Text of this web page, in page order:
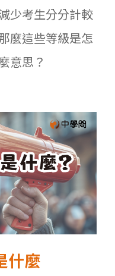
少考生分分計較
麼這些等級是怎
意思？
什麼